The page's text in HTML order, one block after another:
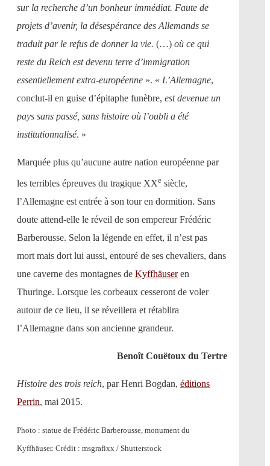
sur la recherche d’un bonheur immédiat. Faute de
projets d’avenir, la désespérance des Allemands se
traduit par le refus de donner la vie. (…) où ce qui
reste du Reich est devenu terre d’immigration
essentiellement extra-européenne ». « L’Allemagne,
conclut-il en guise d’épitaphe funèbre, est devenue un
pays sans passé, sans histoire où l’oubli a été
institutionnalisé. »
Marquée plus qu’aucune autre nation européenne par
les terribles épreuves du tragique XXe siècle,
l’Allemagne est entrée à son tour en dormition. Sans
doute attend-elle le réveil de son empereur Frédéric
Barberousse. Selon la légende en effet, il n’est pas
mort mais dort lui aussi, entouré de ses chevaliers, dans
une caverne des montagnes de Kyffhäuseren
Thuringe. Lorsque les corbeaux cesseront de voler
autour de ce lieu, il se réveillera et rétablira
l’Allemagne dans son ancienne grandeur.
Benoît Couëtoux du Tertre
Histoire des trois reich, par Henri Bogdan, éditions
Perrin, mai 2015.
Photo : statue de Frédéric Barberousse, monument du
Kyffhäuser. Crédit : msgrafixx / Shutterstock